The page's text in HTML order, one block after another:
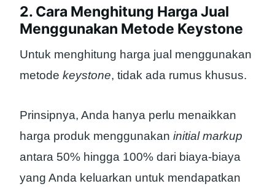
2. Cara Menghitung Harga Jual
Menggunakan Metode Keystone
Untuk menghitung harga jual menggunakan
metode keystone, tidak ada rumus khusus.
Prinsipnya, Anda hanya perlu menaikkan
harga produk menggunakan initial markup
antara 50% hingga 100% dari biaya-biaya
yang Anda keluarkan untuk mendapatkan